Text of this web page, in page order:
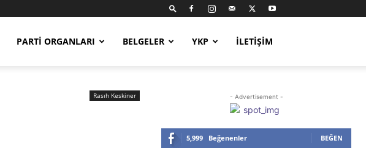
PARTI ORGANLARI BELGELER YKP İLETIŞIM
Rasıh Keskiner - Advertisement -
5,999 Beğenenler BEĞEN